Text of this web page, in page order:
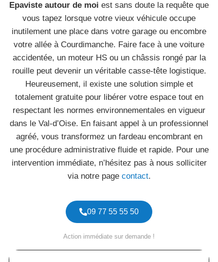
Epaviste autour de moi est sans doute la requête que
vous tapez lorsque votre vieux véhicule occupe
inutilement une place dans votre garage ou encombre
votre allée à Courdimanche. Faire face à une voiture
accidentée, un moteur HS ou un châssis rongé par la
rouille peut devenir un véritable casse-tête logistique.
Heureusement, il existe une solution simple et
totalement gratuite pour libérer votre espace tout en
respectant les normes environnementales en vigueur
dans le Val-d’Oise. En faisant appel à un professionnel
agréé, vous transformez un fardeau encombrant en
une procédure administrative fluide et rapide. Pour une
intervention immédiate, n’hésitez pas à nous solliciter
via notre page contact.
09 77 55 55 50
Action immédiate sur demande !